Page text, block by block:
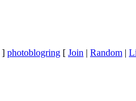
] photoblogring [ Join | Random |